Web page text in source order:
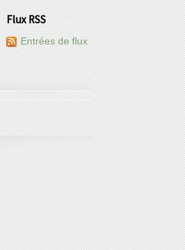
Flux RSS
Entrées de flux